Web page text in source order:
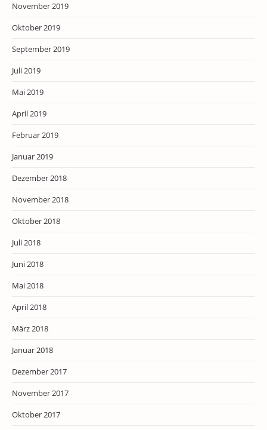
November 2019
Oktober 2019
September 2019
Juli 2019
Mai 2019
April 2019
Februar 2019
Januar 2019
Dezember 2018
November 2018
Oktober 2018
Juli 2018
Juni 2018
Mai 2018
April 2018
März 2018
Januar 2018
Dezember 2017
November 2017
Oktober 2017